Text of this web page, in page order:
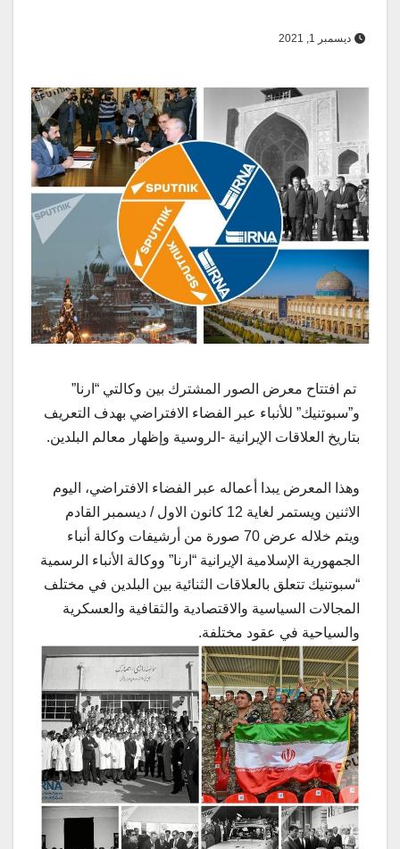
ديسمبر 1, 2021
تم افتتاح معرض الصور المشترك بين وكالتي “ارنا”
و”سبوتنيك” للأنباء عبر الفضاء الافتراضي بهدف التعريف
بتاريخ العلاقات الإيرانية -الروسية وإظهار معالم البلدين.
وهذا المعرض یبدا أعماله عبر الفضاء الافتراضي، الیوم
الاثنين ويستمر لغاية 12 كانون الاول / ديسمبر القادم
ویتم خلاله عرض 70 صورة من أرشيفات وكالة أنباء
الجمهورية الإسلامية الإيرانية “ارنا” ووكالة الأنباء الرسمية
“سبوتنيك تتعلق بالعلاقات الثنائية بین البلدين في مختلف
المجالات السياسية والاقتصادية والثقافية والعسكرية
والسياحية في عقود مختلفة.